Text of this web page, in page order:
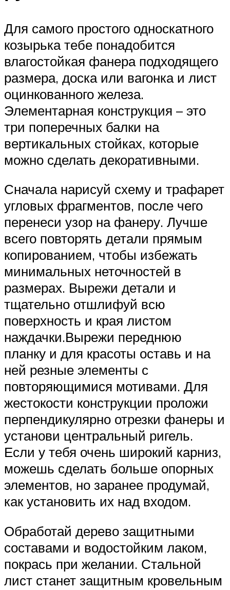
Для самого простого односкатного
козырька тебе понадобится
влагостойкая фанера подходящего
размера, доска или вагонка и лист
оцинкованного железа.
Элементарная конструкция – это
три поперечных балки на
вертикальных стойках, которые
можно сделать декоративными.
Сначала нарисуй схему и трафарет
угловых фрагментов, после чего
перенеси узор на фанеру. Лучше
всего повторять детали прямым
копированием, чтобы избежать
минимальных неточностей в
размерах. Вырежи детали и
тщательно отшлифуй всю
поверхность и края листом
наждачки.Вырежи переднюю
планку и для красоты оставь и на
ней резные элементы с
повторяющимися мотивами. Для
жестокости конструкции проложи
перпендикулярно отрезки фанеры и
установи центральный ригель.
Если у тебя очень широкий карниз,
можешь сделать больше опорных
элементов, но заранее продумай,
как установить их над входом.
Обработай дерево защитными
составами и водостойким лаком,
покрась при желании. Стальной
лист станет защитным кровельным